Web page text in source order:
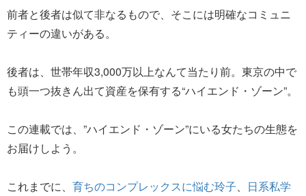
前者と後者は似て非なるもので、そこには明確なコミュニ
ティーの違いがある。
後者は、世帯年収3,000万以上なんて当たり前。東京の中で
も頭一つ抜きん出て資産を保有する“ハイエンド・ゾーン”。
この連載では、”ハイエンド・ゾーン”にいる女たちの生態を
お届けしよう。
これまでに、 育ちのコンプレックスに悩む玲子
日系私学